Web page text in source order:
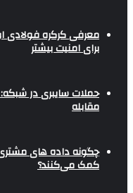
برای امنیت بیشتر
حملات سایبری در
مقابله
چگونه داده های مشتری
کمک می‌کنند؟